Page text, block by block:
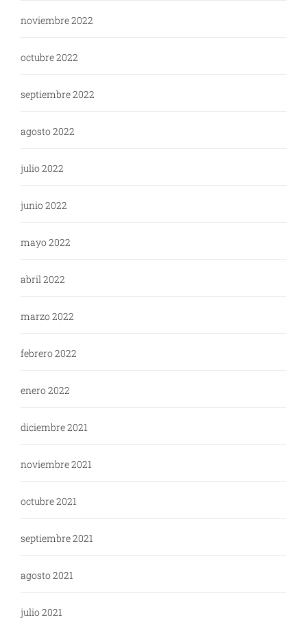
noviembre 2022
octubre 2022
septiembre 2022
agosto 2022
julio 2022
junio 2022
mayo 2022
abril 2022
marzo 2022
febrero 2022
enero 2022
diciembre 2021
noviembre 2021
octubre 2021
septiembre 2021
agosto 2021
julio 2021